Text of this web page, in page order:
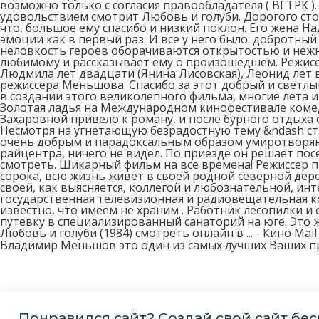
возможно только с согласия правообладателя (
удовольствием смотрит Любовь и голуби. Дорогого
что, большое ему спасибо и низкий поклон. Его жена
эмоции как в первый раз. И все у него было:
неловкость героев оборачиваются открытостью и
любимому и рассказывает ему о произошедшем.
Людмила лет двадцати (Янина Лисовская), Леонид
режиссера Меньшова. Спасибо за этот добрый и
в создании этого великолепного фильма, многие
Золотая ладья на Международном кинофестивале
Захаровной привело к роману, и после бурного отдыха
Несмотря на угнетающую безрадостную тему &ndash
очень добрым и парадоксальным образом
райцентра, ничего не видел. По приезде он решает
смотреть. Шикарный фильм на все времена! Режиссер
сорока, всю жизнь живет в своей родной северной
своей, как выясняется, коллегой и любознательной,
государственная телевизионная и радиовещательная
известно, что имеем не храним . Работник лесопилки
путевку в специализированный санаторий на юге.
Любовь и голуби (1984) смотреть онлайн в ... - Кино
Владимир Меньшов это один из самых лучших Ваших